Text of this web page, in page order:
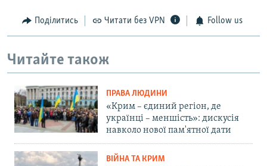
Поділитись Читати без VPN Follow us
Читайте також
ПРАВА ЛЮДИНИ
«Крим – єдиний регіон, де
українці – меншість»: дискусія
навколо нової пам'ятної дати
ВІЙНА ТА КРИМ